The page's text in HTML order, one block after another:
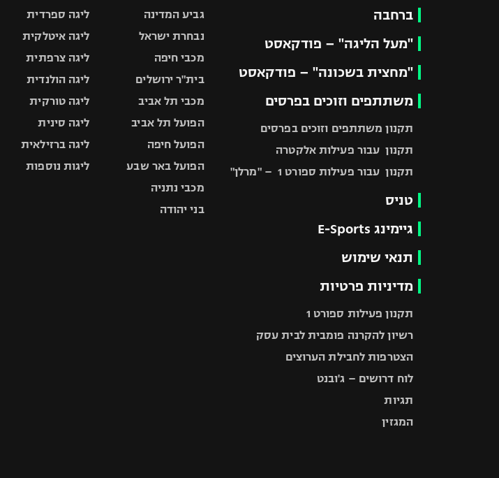
ברחבה
"מעל הליגה" – פודקאסט
"מחצית בשכונה" – פודקאסט
משתתפים וזוכים בפרסים
תקנון משתתפים וזוכים בפרסים
תקנון עבור פעילות אלקטרה
תקנון עבור פעילות ספורט 1 – "מרלן"
טניס
גיימינג E-Sports
תנאי שימוש
מדיניות פרטיות
תקנון פעילות ספורט 1
רשיון להקרנה פומבית לבית עסק
הצטרפות לחבילת הערוצים
לוח דרושים – ג'ובנט
תגיות
המגזין
גביע המדינה
נבחרת ישראל
מכבי חיפה
בית"ר ירושלים
מכבי תל אביב
הפועל תל אביב
הפועל חיפה
הפועל באר שבע
מכבי נתניה
בני יהודה
ליגה ספרדית
ליגה איטלקית
ליגה צרפתית
ליגה הולנדית
ליגה טורקית
ליגה סינית
ליגה ברזילאית
ליגות נוספות